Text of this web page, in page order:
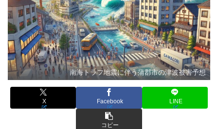
南海トラフ地震に伴う蒲郡市の津波被害予想
X Facebook LINE
コピー